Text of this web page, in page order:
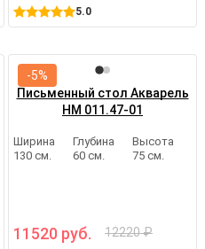
5.0
Письменный стол Акварель
НМ 011.47-01
Ширина
130 см.
Глубина
60 см.
Высота
75 см.
11520 руб. 12220 ₽
-5%